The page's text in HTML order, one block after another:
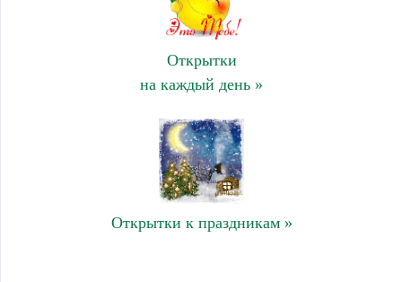
Открытки
на каждый день »
Открытки к праздникам »